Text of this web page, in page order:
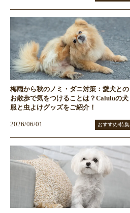
梅雨から秋のノミ・ダニ対策：愛犬との
お散歩で気をつけることは？Caluluの犬
服と虫よけグッズをご紹介！
2026/06/01 おすすめ/特集